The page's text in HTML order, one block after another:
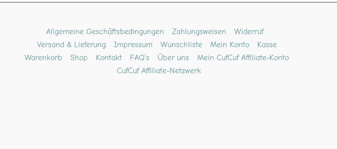
Allgemeine Geschäftsbedingungen Zahlungsweisen
Widerruf
Versand & Lieferung
Impressum Wunschliste Mein Konto
Kasse
Warenkorb
Shop Kontakt FAQ’s Über uns
Mein CufCuf Affiliate-Konto
CufCuf Affiliate-Netzwerk